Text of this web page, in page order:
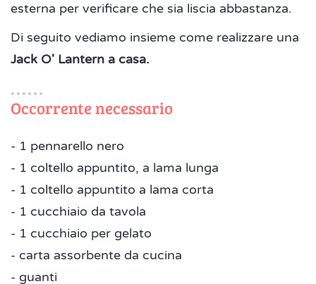
esterna per verificare che sia liscia abbastanza.
Di seguito vediamo insieme come realizzare una
Jack O' Lantern a casa.
Occorrente necessario
- 1 pennarello nero
- 1 coltello appuntito, a lama lunga
- 1 coltello appuntito a lama corta
- 1 cucchiaio da tavola
- 1 cucchiaio per gelato
- carta assorbente da cucina
- guanti